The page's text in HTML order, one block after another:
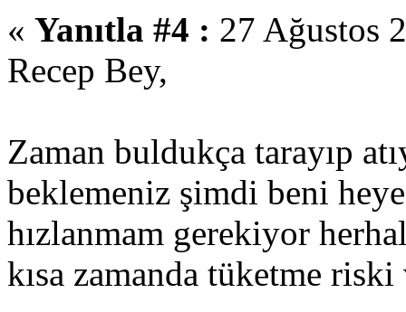
« Yanıtla #4 : 27 Ağustos
Recep Bey,
Zaman buldukça tarayıp
beklemeniz şimdi beni
hızlanmam gerekiyor
kısa zamanda tüketme